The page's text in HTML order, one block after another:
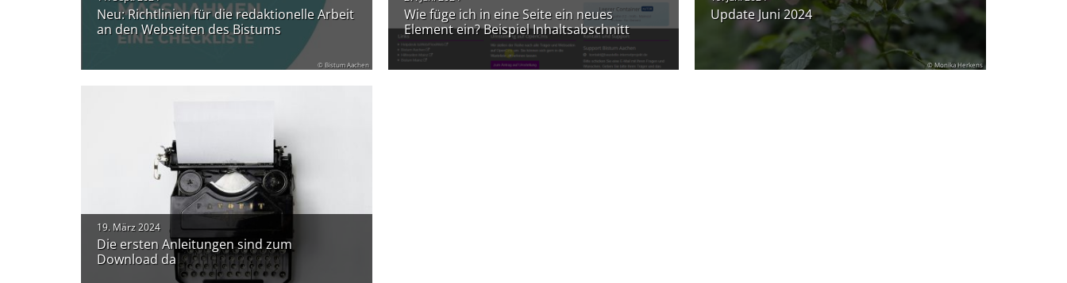
Neu: Richtlinien für die redaktionelle Arbeit
an den Webseiten des Bistums
© Bistum Aachen
Wie füge ich in eine Seite ein neues
Element ein? Beispiel Inhaltsabschnitt
Update Juni 2024
© Monika Herkens
19. März 2024
Die ersten Anleitungen sind zum
Download da